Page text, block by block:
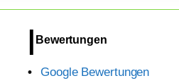
Bewertungen
Google Bewertungen